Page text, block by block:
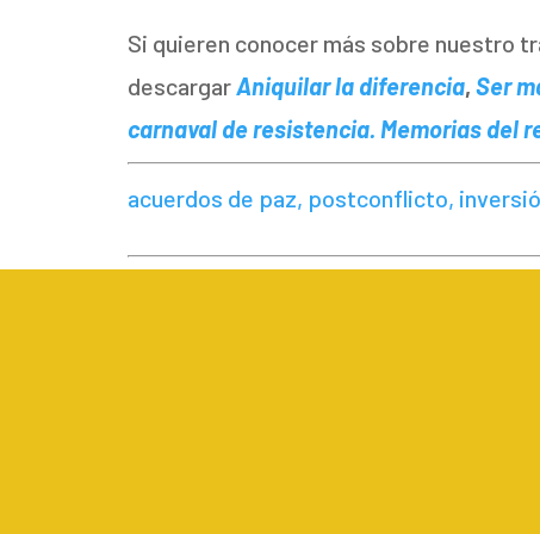
Si quieren conocer más sobre nuestro
descargarAniquilar la diferencia,Ser
carnaval de resistencia. Memorias del
acuerdos de paz, postconflicto,